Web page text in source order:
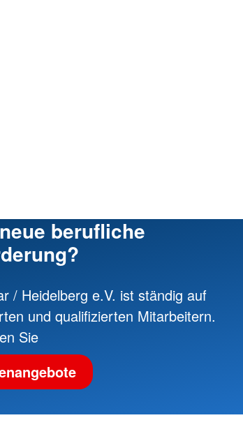
berufliche
/ Heidelberg e.V. ist ständig auf
und qualifizierten Mitarbeitern.
Sie